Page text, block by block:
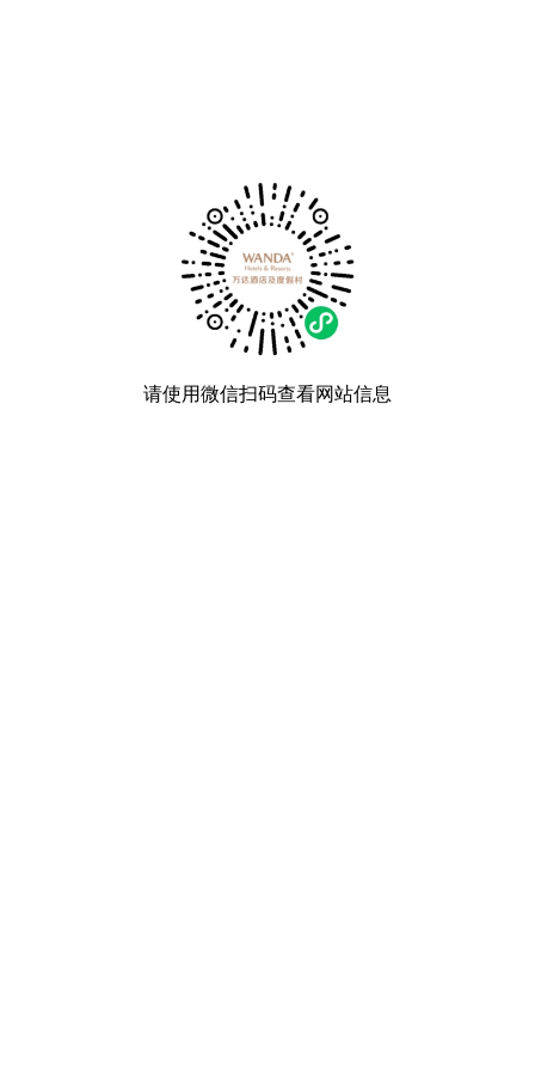
请使用微信扫码查看网站信息